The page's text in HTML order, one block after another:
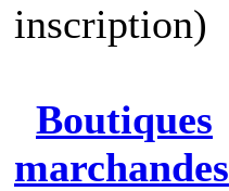
inscription)
Boutiques
marchandes